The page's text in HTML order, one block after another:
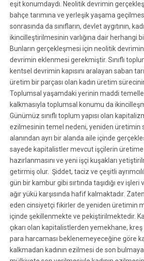
eşit konumdaydı. Neolitik devrimin
bahçe tarımına ve yerleşik yaşama
sonrasında da sınıfların, devlet aygıtının,
ikincilleştirilmesinin varlığına dair herhangi
Bunların gerçekleşmesi için neolitik
devrimin eklenmesi gerekmiştir. Sınıflı
kentsel devrimin kapısını aralayan saban
üretim bir parçası olan kadın üretim
Toplumsal yaşamdaki yerinin maddi
kalkmasıyla toplumsal konumu da
Günümüz sınıflı toplum yapısı olan
ezilmesinin temel nedeni, yeniden üretimin
alanından ayrı bir alanda aile içinde
sayede kapitalistler mevcut işçilerin
hazırlanmasını ve yeni işçi kuşakları
getirmiş olur. Şiddet, taciz ve çeşitli
gün bir kambur gibi sırtında taşıdığı ev işleri
ağır yükü karşısında hafif kalmaktadır.
eden cinsiyetçi fikirler de yeniden üretimin
içinde şekillenmekte ve pekiştirilmektedir.
çıkarı olan kapitalistlerden yemekhane,
para harcaması beklenemeyeceğine göre
kalkmadan kadının ezilmesi de son